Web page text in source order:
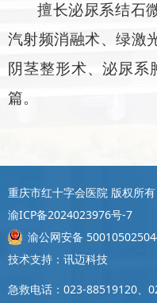
擅长泌尿系结石
汽射频消融术、绿激
阴茎整形术、泌尿系
篇。
重庆市红十字会医院 版权所有
渝ICP备2024023976号-7
渝公网安备
技术支持：讯迈科技
急救电话：023-88519120、